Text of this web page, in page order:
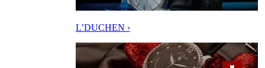
L’DUCHEN ›